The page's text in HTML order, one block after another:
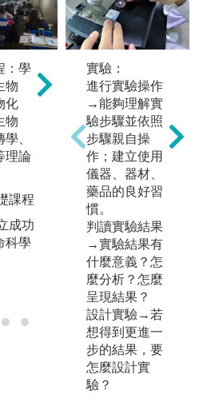
：學
物
化
物
、
理論
課程
成功
科學
實驗方法：進
行普通生物
學、生物化
學、微生物
學、生態實驗
課程，採分組
操作觀察，並
利用統計方法
分析結果 。
圖解:實驗操作
版權:國立成功
大學生命科學
系
實驗：
進行實驗操作
→能夠理解實
驗步驟並依照
步驟親自操
作；建立使用
儀器、器材、
藥品的良好習
慣。
判讀實驗結果
→實驗結果有
什麼意義？怎
麼分析？怎麼
呈現結果？
設計實驗→若
想得到更進一
步的結果，要
怎麼設計實
驗？